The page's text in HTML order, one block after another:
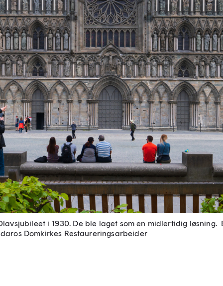
i 1930. De ble laget som en midlertidig løsning.
Domkirkes Restaureringsarbeider